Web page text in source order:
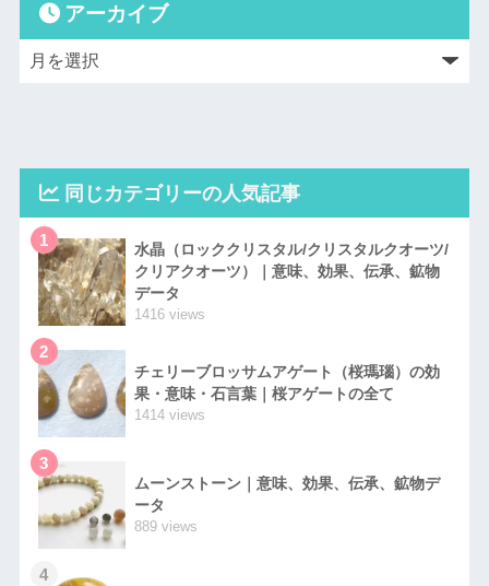
アーカイブ
同じカテゴリーの人気記事
1
水晶（ロッククリスタル/クリスタルクオーツ/
クリアクオーツ）｜意味、効果、伝承、鉱物
データ
1416 views
2
チェリーブロッサムアゲート（桜瑪瑙）の効
果・意味・石言葉｜桜アゲートの全て
1414 views
3
ムーンストーン｜意味、効果、伝承、鉱物デ
ータ
889 views
4